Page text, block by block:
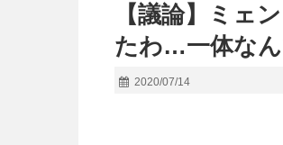
【議論】ミェ
たわ…一体な
2020/07/14